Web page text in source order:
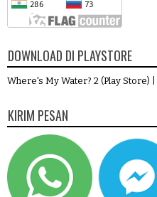
DOWNLOAD DI PLAYSTORE
Where's My Water? 2 (Play Store)
KIRIM PESAN